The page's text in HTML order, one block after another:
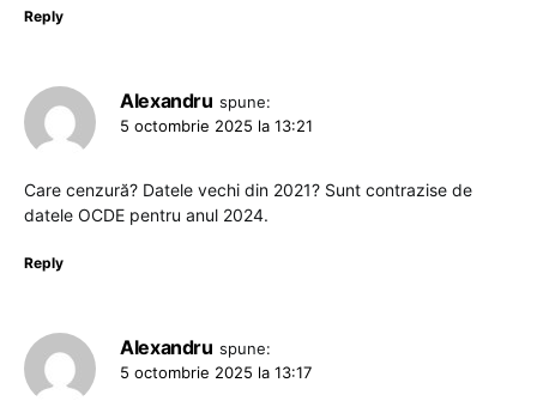
Reply
Alexandru spune:
5 octombrie 2025 la 13:21
Care cenzură? Datele vechi din 2021? Sunt contrazise de
datele OCDE pentru anul 2024.
Reply
Alexandru spune:
5 octombrie 2025 la 13:17